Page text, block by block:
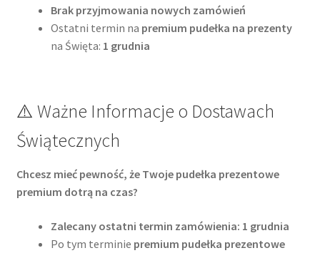
Brak przyjmowania nowych zamówień
Ostatni termin na premium pudełka na prezenty
na Święta: 1 grudnia
⚠️ Ważne Informacje o Dostawach
Świątecznych
Chcesz mieć pewność, że Twoje pudełka prezentowe
premium dotrą na czas?
Zalecany ostatni termin zamówienia: 1 grudnia
Po tym terminie premium pudełka prezentowe